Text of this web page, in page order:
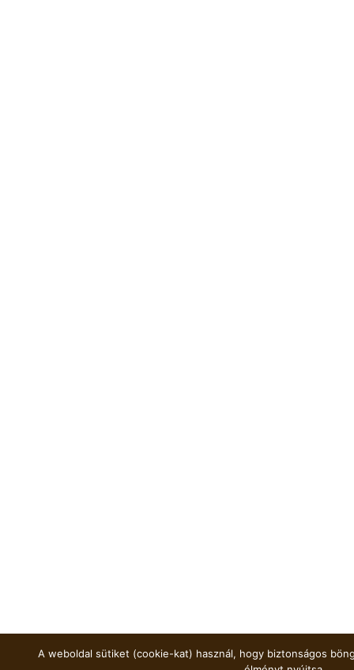
A weboldal sütiket (cookie-kat) használ, hogy biztonságos